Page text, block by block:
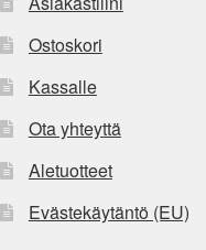
Ostoskori
Kassalle
Ota yhteyttä
Aletuotteet
Evästekäytäntö (EU)